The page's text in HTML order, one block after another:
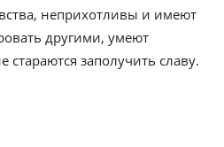
неприхотливы и имеют
другими, умеют
стараются заполучить славу.